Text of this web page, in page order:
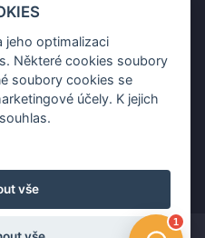
naCOOPkou sekerku Fiskars
ty nejlepší ceny z letáku!
jeho optimalizaci
Některé cookies soubory
soubory cookies se
účely. K jejich
vše